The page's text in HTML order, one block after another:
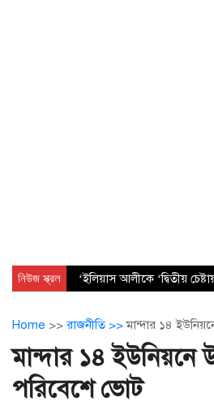
নিউজ স্ক্রল ‘ইলিয়াস আলীকে ‘দ্বিতীয়
Home >>রাজনীতি >>মান্দার ১৪
মান্দার ১৪
পরিবেশে ভোট